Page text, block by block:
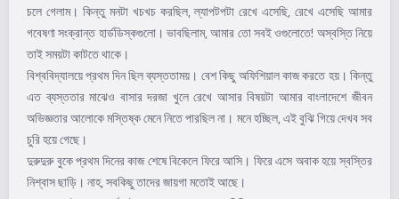
চলে গেলাম। কিন্তু মনটা খচখচ করছিল, ল্যাপটপটা রেখে এসেছি, রেখে এসেছি আমার
গবেষণা সংক্রান্ত হার্ডডিস্কগুলো। ভাবছিলাম, আমার তো সবই ওগুলোতে! অস্বস্তি নিয়ে
তাই সময়টা কাটতে থাকে।
বিশ্ববিদ্যালয়ে প্রথম দিন ছিল ব্যস্ততাময়। বেশ কিছু অফিশিয়াল কাজ করতে হয়। কিন্তু
এত ব্যস্ততার মাঝেও বাসার দরজা খুলে রেখে আসার বিষয়টা আমার বাংলাদেশে জীবন
অভিজ্ঞতার আলোকে মস্তিষ্ক মেনে নিতে পারছিল না। মনে হচ্ছিল, এই বুঝি গিয়ে দেখব সব
চুরি হয়ে গেছে।
দুরুদুরু বুকে প্রথম দিনের কাজ শেষে বিকেলে ফিরে আসি। ফিরে এসে অবাক হয়ে স্বস্তির
নিশ্বাস ছাড়ি। নাহ, সবকিছু তাদের জায়গা মতোই আছে।